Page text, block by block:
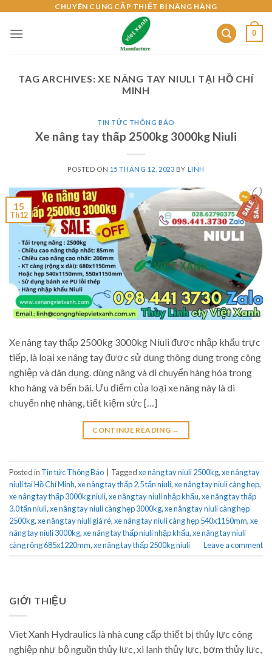
content
CHUYÊN CUNG CẤP THIẾT BỊ NÂNG HÀNG
0
TAG ARCHIVES:XE NÂNG TAY NIULI TẠI HỒ CHÍ
MINH
TIN TỨC THÔNG BÁO
Xe nâng tay thấp 2500kg 3000kg Niuli
POSTED ON 15 THÁNG 12, 2023 BY LINH
15
Th12
Xe nâng tay thấp 2500kg 3000kg Niuli được nhập khẩu trực
tiếp, là loại xe nâng tay được sử dụng thông dụng trong công
nghiệp và dân dụng. dùng nâng và di chuyển hàng hóa trong
kho hàng và bến bãi. Ưu điểm của loại xe nâng này là di
chuyển nhẹ nhàng, tiết kiệm sức […]
CONTINUE READING →
Posted in Tin tức Thông Báo Taggedxe nâng tay niuli 2500kg,xe nâng tay
niuli tại Hồ Chí Minh,xe nâng tay thấp 2.5 tấn niuli,xe nâng tay niuli càng hẹp,
xe nâng tay thấp 3000kg niuli,xe nâng tay niuli nhập khẩu,xe nâng tay thấp
3.0 tấn niuli,xe nâng tay niuli càng hẹp 3000kg,xe nâng tay niuli càng hẹp
2500kg,xe nâng tay niuli giá rẻ,xe nâng tay niuli càng hẹp 540x1150mm,xe
nâng tay niuli 3000kg,xe nâng tay thấp niuli nhập khẩu,xe nâng tay niuli
càng rộng 685x1220mm,xe nâng tay thấp 2500kg niuli Leave a comment
GIỚI THIỆU
Viet Xanh Hydraulics là nhà cung cấp thiết bị thủy lực công
nghiệp như bộ nguồn thủy lực, xi lanh thủy lực, bơm thủy lực,